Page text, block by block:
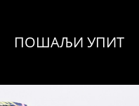
ПОШАЉИ УПИТ